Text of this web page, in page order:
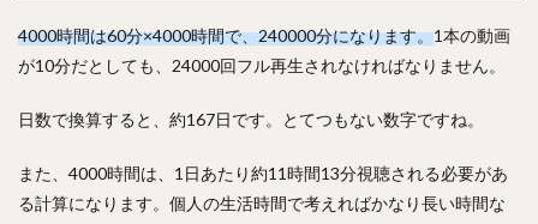
4000時間は60分×4000時間で、240000分になります。1本の動画
が10分だとしても、24000回フル再生されなければなりません。
日数で換算すると、約167日です。とてつもない数字ですね。
また、 4000時間は、1日あたり約11時間13分視聴される必要があ
る計算になります。個人の生活時間で考えればかなり長い時間な